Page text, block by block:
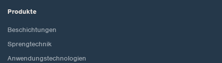
Produkte
Beschichtungen
Sprengtechnik
Anwendungstechnologien